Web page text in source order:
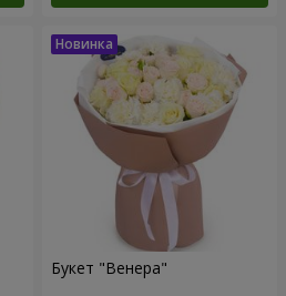
Букет "Венера"